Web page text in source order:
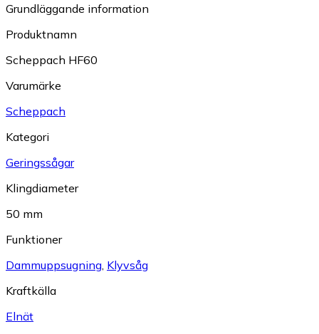
Grundläggande information
Produktnamn
Scheppach HF60
Varumärke
Scheppach
Kategori
Geringssågar
Klingdiameter
50 mm
Funktioner
Dammuppsugning, Klyvsåg
Kraftkälla
Elnät